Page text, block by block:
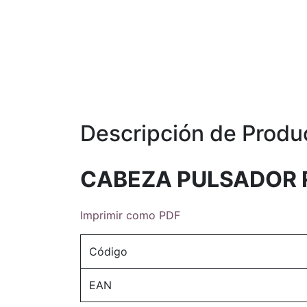
Descripción de
CABEZA PULSADOR
Imprimir como PDF
Código
EAN